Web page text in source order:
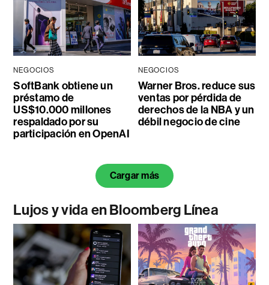
NEGOCIOS
SoftBank obtiene un
préstamo de
US$10.000 millones
respaldado por su
participación en OpenAI
NEGOCIOS
Warner Bros. reduce sus
ventas por pérdida de
derechos de la NBA y un
débil negocio de cine
Cargar más
Lujos y vida en Bloomberg Línea